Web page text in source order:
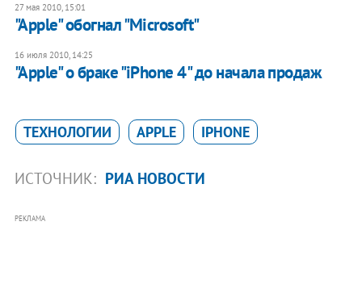
27 мая 2010, 15:01
"Apple" обогнал "Microsoft"
16 июля 2010, 14:25
"Apple" о браке "iPhone 4" до начала продаж
ТЕХНОЛОГИИ APPLE IPHONE
ИСТОЧНИК: РИА НОВОСТИ
РЕКЛАМА